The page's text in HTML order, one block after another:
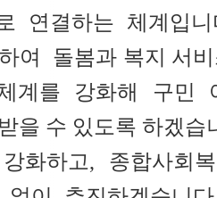
연결하는 체계입
여 돌봄과 복지 서
계를 강화해 구민
을 수 있도록 하겠습
화하고, 종합사회